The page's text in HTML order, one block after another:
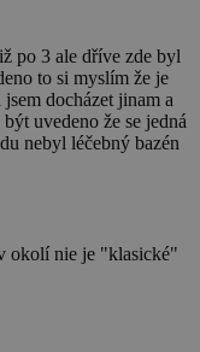
po 3 ale dříve zde byl
to si myslím že je
docházet jinam a
uvedeno že se jedná
nebyl léčebný bazén
okolí nie je "klasické"